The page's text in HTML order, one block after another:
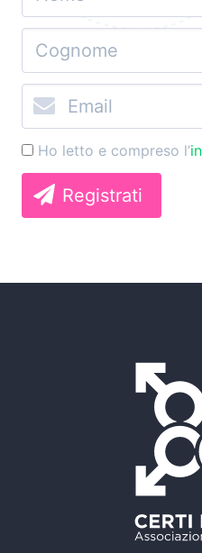
Ho letto e compreso l’
Registrati